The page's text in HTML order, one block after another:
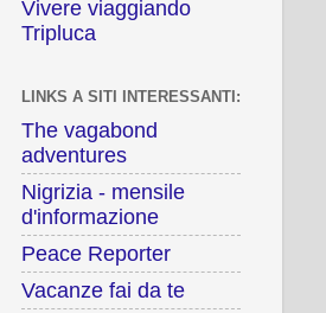
Vivere viaggiando
Tripluca
LINKS A SITI INTERESSANTI:
The vagabond
adventures
Nigrizia - mensile
d'informazione
Peace Reporter
Vacanze fai da te